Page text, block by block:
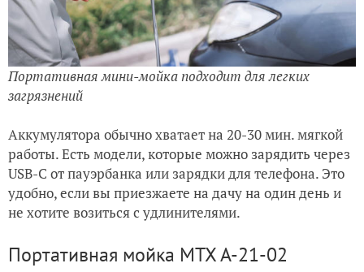
Портативная мини-мойка подходит для легких
загрязнений
Аккумулятора обычно хватает на 20-30 мин. мягкой
работы. Есть модели, которые можно зарядить через
USB-C от пауэрбанка или зарядки для телефона. Это
удобно, если вы приезжаете на дачу на один день и
не хотите возиться с удлинителями.
Портативная мойка MTX A-21-02